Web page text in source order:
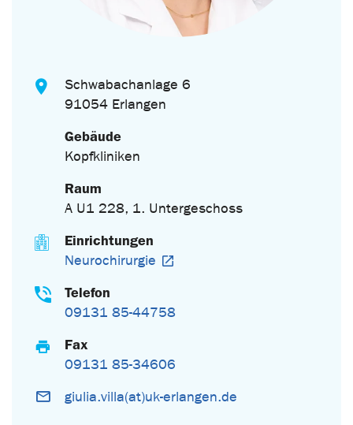
Schwabachanlage 6
91054 Erlangen
Gebäude
Kopfkliniken
Raum
A U1 228, 1. Untergeschoss
Einrichtungen
Neurochirurgie
Telefon
09131 85-44758
Fax
09131 85-34606
giulia.villa(at)uk-erlangen.de